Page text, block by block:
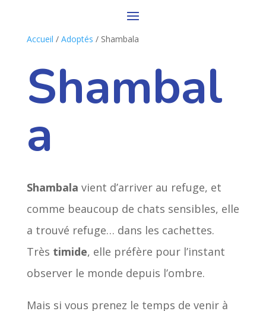
Accueil / Adoptés / Shambala
Shambal
a
Shambala vient d’arriver au refuge, et
comme beaucoup de chats sensibles, elle
a trouvé refuge… dans les cachettes.
Très timide, elle préfère pour l’instant
observer le monde depuis l’ombre.
Mais si vous prenez le temps de venir à